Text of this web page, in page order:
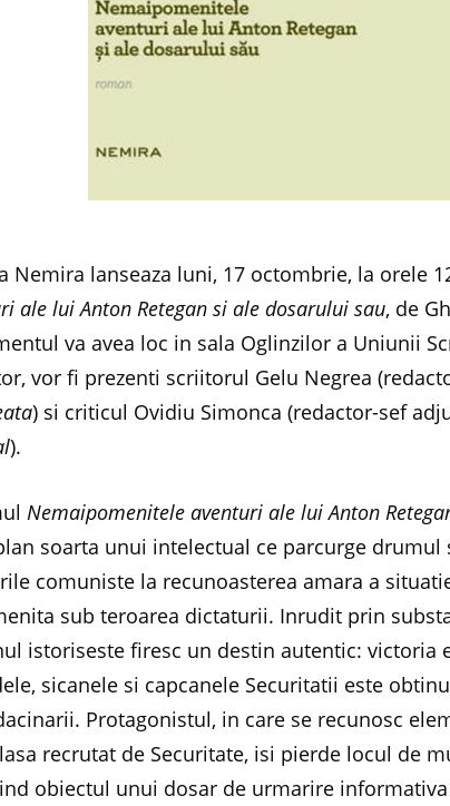
Nemira lanseaza luni, 17 octombrie, la orele
ale lui Anton Retegan si ale dosarului sau, de
va avea loc in sala Oglinzilor a Uniunii
vor fi prezenti scriitorul Gelu Negrea
) si criticul Ovidiu Simonca (redactor-sef
).
Nemaipomenitele aventuri ale lui Anton
soarta unui intelectual ce parcurge drumul
comuniste la recunoasterea amara a
sub teroarea dictaturii. Inrudit prin
istoriseste firesc un destin autentic: victoria
sicanele si capcanele Securitatii este
Protagonistul, in care se recunosc
recrutat de Securitate, isi pierde locul de
obiectul unui dosar de urmarire